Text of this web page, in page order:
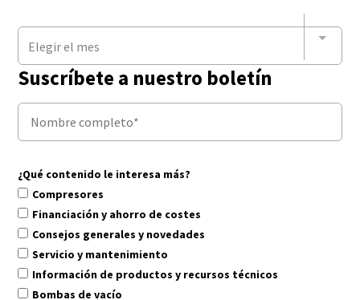
Elegir el mes
Suscríbete a nuestro boletín
¿Qué contenido le interesa más?
Compresores
Financiación y ahorro de costes
Consejos generales y novedades
Servicio y mantenimiento
Información de productos y recursos técnicos
Bombas de vacío